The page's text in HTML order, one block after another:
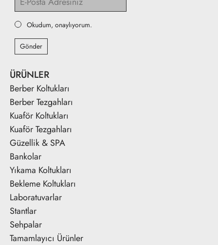
Okudum, onaylıyorum.
Gönder
ÜRÜNLER
Berber Koltukları
Berber Tezgahları
Kuaför Koltukları
Kuaför Tezgahları
Güzellik & SPA
Bankolar
Yıkama Koltukları
Bekleme Koltukları
Laboratuvarlar
Stantlar
Sehpalar
Tamamlayıcı Ürünler